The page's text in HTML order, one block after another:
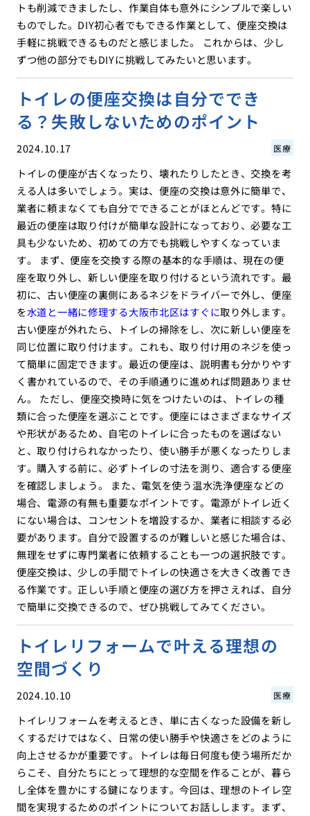
トも削減できましたし、作業自体も意外にシンプルで楽しい
ものでした。DIY初心者でもできる作業として、便座交換は
手軽に挑戦できるものだと感じました。 これからは、少し
ずつ他の部分でもDIYに挑戦してみたいと思います。
トイレの便座交換は自分ででき
る？失敗しないためのポイント
2024.10.17 医療
トイレの便座が古くなったり、壊れたりしたとき、交換を考
える人は多いでしょう。実は、便座の交換は意外に簡単で、
業者に頼まなくても自分でできることがほとんどです。特に
最近の便座は取り付けが簡単な設計になっており、必要な工
具も少ないため、初めての方でも挑戦しやすくなっていま
す。 まず、便座を交換する際の基本的な手順は、現在の便
座を取り外し、新しい便座を取り付けるという流れです。最
初に、古い便座の裏側にあるネジをドライバーで外し、便座
を水道と一緒に修理する大阪市北区はすぐに取り外します。
古い便座が外れたら、トイレの掃除をし、次に新しい便座を
同じ位置に取り付けます。これも、取り付け用のネジを使っ
て簡単に固定できます。最近の便座は、説明書も分かりやす
く書かれているので、その手順通りに進めれば問題ありませ
ん。 ただし、便座交換時に気をつけたいのは、トイレの種
類に合った便座を選ぶことです。便座にはさまざまなサイズ
や形状があるため、自宅のトイレに合ったものを選ばない
と、取り付けられなかったり、使い勝手が悪くなったりしま
す。購入する前に、必ずトイレの寸法を測り、適合する便座
を確認しましょう。 また、電気を使う温水洗浄便座などの
場合、電源の有無も重要なポイントです。電源がトイレ近く
にない場合は、コンセントを増設するか、業者に相談する必
要があります。自分で設置するのが難しいと感じた場合は、
無理をせずに専門業者に依頼することも一つの選択肢です。
便座交換は、少しの手間でトイレの快適さを大きく改善でき
る作業です。正しい手順と便座の選び方を押さえれば、自分
で簡単に交換できるので、ぜひ挑戦してみてください。
トイレリフォームで叶える理想の
空間づくり
2024.10.10 医療
トイレリフォームを考えるとき、単に古くなった設備を新し
くするだけではなく、日常の使い勝手や快適さをどのように
向上させるかが重要です。トイレは毎日何度も使う場所だか
らこそ、自分たちにとって理想的な空間を作ることが、暮ら
し全体を豊かにする鍵になります。今回は、理想のトイレ空
間を実現するためのポイントについてお話しします。まず、